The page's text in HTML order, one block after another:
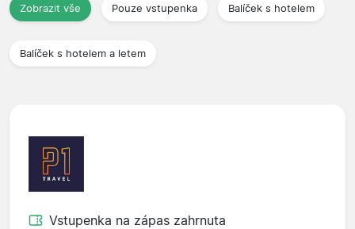
Zobrazit vše Pouze vstupenka Balíček s hotelem
Balíček s hotelem a letem
Vstupenka na zápas zahrnuta